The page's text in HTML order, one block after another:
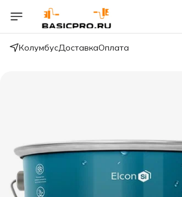
КолумбусДоставкаОплата